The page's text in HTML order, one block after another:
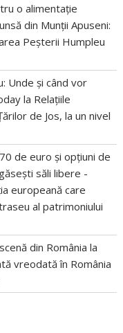
o alimentație
din Munții Apuseni:
Peșterii Humpleu
Unde și când vor
la Relațiile
de Jos, la un nivel
de euro și opțiuni de
săli libere -
europeană care
al patrimoniului
din România la
vreodată în România